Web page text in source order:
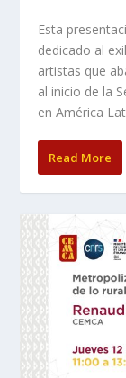
Esta
dedicado al
artistas que
al inicio de la
en América
Read More